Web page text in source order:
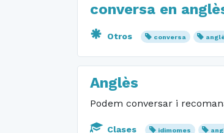
conversa en
Otros conversa
Anglès
Podem conversar i
Clases idimomes